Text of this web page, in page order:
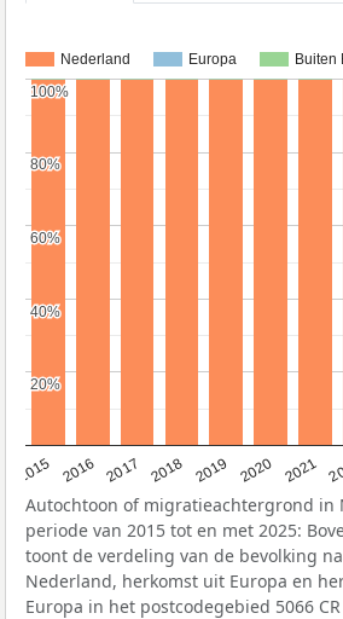
Nederland Europa Buiten
2015 2016 2017 2018 2019 2020 2021
20%
20%
40%
40%
60%
60%
80%
80%
100%
100%
Autochtoon of migratieachtergrond in
periode van 2015 tot en met 2025:
toont de verdeling van de bevolking
Nederland, herkomst uit Europa en
Europa in het postcodegebied 5066